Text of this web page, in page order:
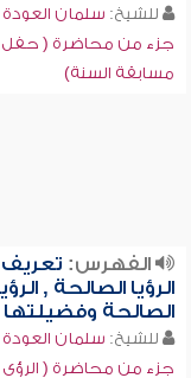
للشيخ: سلمان العودة
جزء من محاضرة ( حفل
مسابقة السنة)
الفهرس: تعريف
الرؤيا الصالحة ,
الصالحة وفضيلتها
للشيخ: سلمان العودة
جزء من محاضرة ( الرؤى